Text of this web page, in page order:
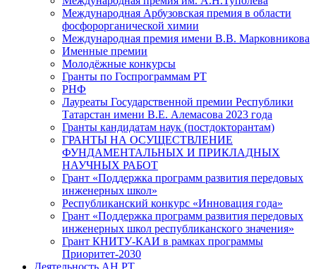
Международная Арбузовская премия в области
фосфорорганической химии
Международная премия имени В.В. Марковникова
Именные премии
Молодёжные конкурсы
Гранты по Госпрограммам РТ
РНФ
Лауреаты Государственной премии Республики
Татарстан имени В.Е. Алемасова 2023 года
Гранты кандидатам наук (постдокторантам)
ГРАНТЫ НА ОСУЩЕСТВЛЕНИЕ
ФУНДАМЕНТАЛЬНЫХ И ПРИКЛАДНЫХ
НАУЧНЫХ РАБОТ
Грант «Поддержка программ развития передовых
инженерных школ»
Республиканский конкурс «Инновация года»
Грант «Поддержка программ развития передовых
инженерных школ республиканского значения»
Грант КНИТУ-КАИ в рамках программы
Приоритет-2030
Деятельность АН РТ